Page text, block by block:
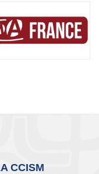
CCISM